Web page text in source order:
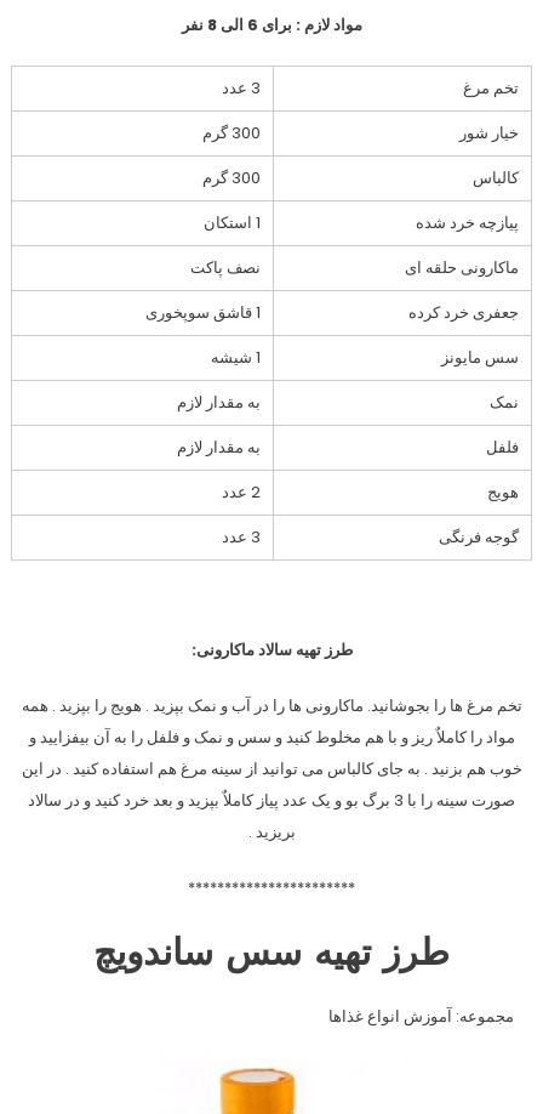
مواد لازم : برای 6 الی 8 نفر
تخم مرغ
3 عدد
خیار شور
300 گرم
کالباس
300 گرم
پیازچه خرد شده
1 استکان
ماکارونی حلقه ای
نصف پاکت
جعفری خرد کرده
1 قاشق سوپخوری
سس مایونز
1 شیشه
نمک
به مقدار لازم
فلفل
به مقدار لازم
هویج
2 عدد
گوجه فرنگی
3 عدد
طرز تهیه سالاد ماکارونی:
تخم مرغ ها را بجوشانید. ماکارونی ها را در آب و نمک بپزید . هویج را بپزید . همه
مواد را کاملاٌ ریز و با هم مخلوط کنید و سس و نمک و فلفل را به آن بیفزایید و
خوب هم بزنید . به جای کالباس می توانید از سینه مرغ هم استفاده کنید . در این
صورت سینه را با 3 برگ بو و یک عدد پیاز کاملاٌ بپزید و بعد خرد کنید و در سالاد
بریزید .
***********************
طرز تهیه سس ساندويچ
مجموعه: آموزش انواع غذاها